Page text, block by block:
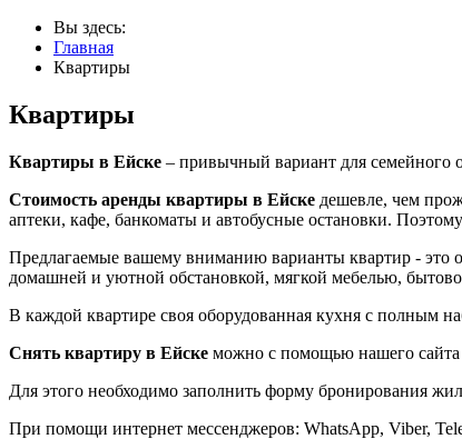
Вы здесь:
Главная
Квартиры
Квартиры
Квартиры в Ейске – привычный вариант для семейного
Стоимость аренды квартиры в Ейске дешевле, чем
аптеки, кафе, банкоматы и автобусные остановки. Поэтому
Предлагаемые вашему вниманию варианты квартир - это
домашней и уютной обстановкой, мягкой мебелью,
В каждой квартире своя оборудованная кухня с полным
Снять квартиру в Ейске можно с помощью нашего сайта
Для этого необходимо заполнить форму бронирования
При помощи интернет мессенджеров: WhatsApp, Viber,